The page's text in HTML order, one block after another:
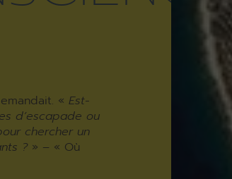
«Est-
d’escapade ou
chercher un
? » – « Où